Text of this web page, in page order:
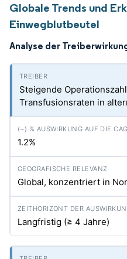
Globale Trends und
Einwegblutbeutel
Analyse der
Steigende
Transfusionsraten in
1.2%
Global, konzentriert in
Langfristig (≥ 4 Jahre)